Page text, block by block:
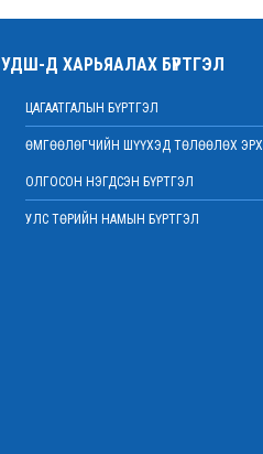
УДШ-Д ХАРЬЯАЛАХ БҮРТГЭЛ
ЦАГААТГАЛЫН БҮРТГЭЛ
ӨМГӨӨЛӨГЧИЙН ШҮҮХЭД ТӨЛӨӨЛӨХ ЭРХ
ОЛГОСОН НЭГДСЭН БҮРТГЭЛ
УЛС ТӨРИЙН НАМЫН БҮРТГЭЛ